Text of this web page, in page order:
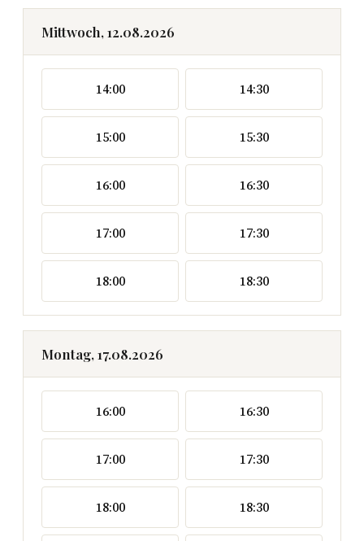
Mittwoch, 12.08.2026
14:00 14:30
15:00 15:30
16:00 16:30
17:00 17:30
18:00 18:30
Montag, 17.08.2026
16:00 16:30
17:00 17:30
18:00 18:30